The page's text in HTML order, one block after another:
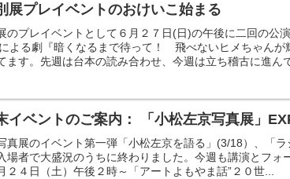
展プレイベントのおけいこ始まる
のプレイベントとして６月２７日(日)の午後に二回の公
による劇『暗くなるまで待って！ 飛べないヒメちゃんが
ます。先週は台本の読み合わせ、今週は立ち稽古に進ん
イベントのご案内： 「小松左京写真展」
真展のイベント第一弾「小松左京を語る」(3/18）、「
場者で大盛況のうちに終わりました。今週も講演とフォ
２４日（土）午後２時～「アートよもやま話”２０世...